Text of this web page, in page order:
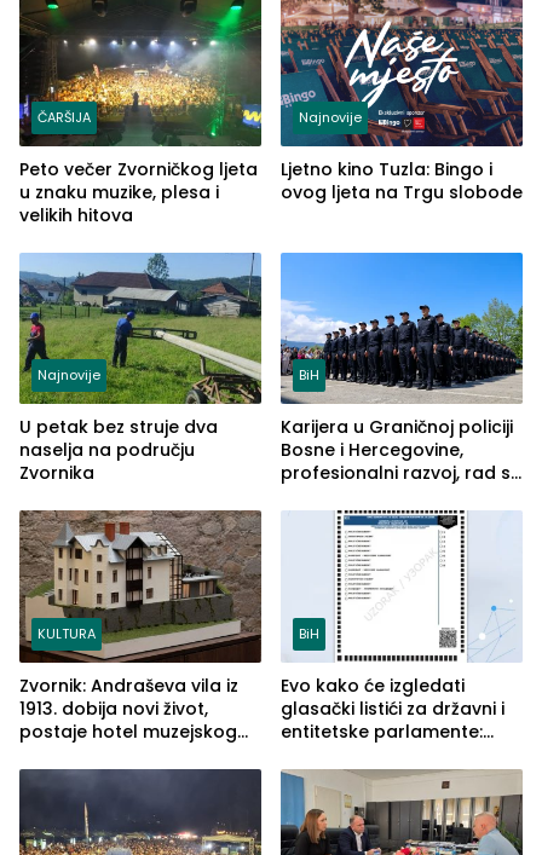
ČARŠIJA
Peto večer Zvorničkog ljeta
u znaku muzike, plesa i
velikih hitova
Najnovije
Ljetno kino Tuzla: Bingo i
ovog ljeta na Trgu slobode
Najnovije
U petak bez struje dva
naselja na području
Zvornika
BiH
Karijera u Graničnoj policiji
Bosne i Hercegovine,
profesionalni razvoj, rad sa
služba građanima
KULTURA
Zvornik: Andraševa vila iz
1913. dobija novi život,
postaje hotel muzejskog
BiH
Evo kako će izgledati
glasački listići za državni i
entitetske parlamente:
vidljive na njima